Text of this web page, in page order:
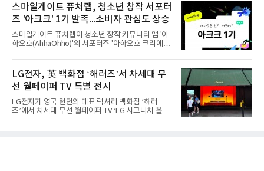
자인과 휴대성을 강화하면서 폴더블폰의 대중화를 본
격화하고 있다는 분석이 나온다.10일 카운터포인트
리서치에 따르면 갤럭시 Z8 시리즈의 글로벌 사전판
매량은 전작 대비 30% 이상 증가했다. 국내 사전판매
량은 전작 대비 39% 늘었고 유럽에서도 20% 이상
증가했다. 미국에서도 역대 폴드 시리즈 가운데 가장
폼팩터 변화가 영향
스마일게이트 퓨처랩, 청소년 창작 서포터
즈 '아크크' 1기 발족...소비자 관심도 상승
스마일게이트 퓨처랩이 청소년 창작 커뮤니티 앱 '아
하오호(AhhaOhho)'의 서포터즈 '아하오호 크리에이
기를 발족했다고 10일 밝혔다.아하오호는 퓨처랩이
지난 10년간 오프라인 공간에서 운영해 온 창의환경
철학을 디지털로 확장한 플랫폼이다. 학습자가 자신
의 관심사에서 출발해 직접 만들고 시행착오를 겪으
며 배움을 넓혀가도록 설계됐다. 디지털 콘텐츠를 소
비만 하기 쉬운 AI 시대의 아이들에게 정답을 따라가
는 능력보다 스스로 질문하고 만들어보는 '주체적 배
LG전자, 英 백화점 ‘해러즈’서 차세대 무
선 월페이퍼 TV 특별 전시
LG전자가 영국 런던의 대표 럭셔리 백화점 ‘해러
즈’에서 차세대 무선 월페이퍼 TV ‘LG 시그니처 올레